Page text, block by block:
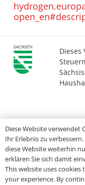
Diese Website verwendet
Ihr Erlebnis zu verbessern.
diese Website weiterhin
erklären Sie sich damit
This website uses cookies
your experience. By